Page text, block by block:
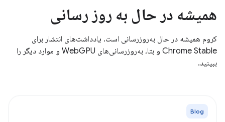
همیشه در حال به روز رسانی
کروم همیشه در حال به‌روزرسانی است. یادداشت‌های انتشار برای
Chrome Stable و بتا، به‌روزرسانی‌های WebGPU و موارد دیگر را
ببینید.
Blog